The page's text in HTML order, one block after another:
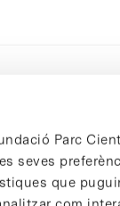
Parc
seves
que